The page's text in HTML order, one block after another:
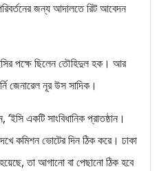
জন্য আদালতে রিট আবেদন
পক্ষে ছিলেন তৌহিদুল হক। আর
জেনারেল নূর উস সাদিক।
একটি সাংবিধানিক প্রাতষ্ঠান।
কমিশন ভোটের দিন ঠিক করে। ঢাকা
তা আগানো বা পেছানো ঠিক হবে